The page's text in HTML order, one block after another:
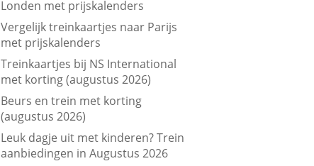
Londen met prijskalenders
Vergelijk treinkaartjes naar Parijs
met prijskalenders
Treinkaartjes bij NS International
met korting (augustus 2026)
Beurs en trein met korting
(augustus 2026)
Leuk dagje uit met kinderen? Trein
aanbiedingen in Augustus 2026